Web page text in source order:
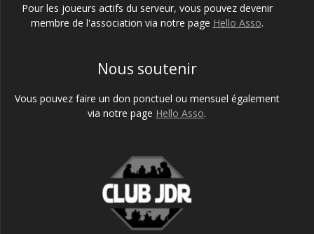
Pour les joueurs actifs du serveur, vous pouvez devenir
membre de l'association via notre page Hello Asso.
Nous soutenir
Vous pouvez faire un don ponctuel ou mensuel également
via notre page Hello Asso.